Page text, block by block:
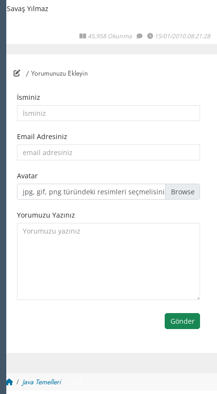
Savaş Yılmaz
45,958 Okunma 15/01/2010.08:21:28
/ Yorumunuzu Ekleyin
İsminiz
Email Adresiniz
Avatar
jpg, gif, png türündeki resimleri seçmelisiniz
Yorumuzu Yazınız
Gönder
Java Temelleri